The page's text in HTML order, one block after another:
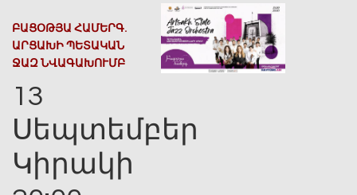
ԲԱՑՕԹՅԱ ՀԱՄԵՐԳ.
ԱՐՑԱԽԻ ՊԵՏԱԿԱՆ
ՋԱԶ ՆՎԱԳԱԽՈՒՄԲ
13
Սեպտեմբեր
Կիրակի